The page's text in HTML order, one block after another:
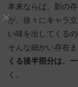
本来ならば、影の
が、徐々にキャラ
い味を出してくるの
そんな細かい存在ま
くる後半部分は、
く。